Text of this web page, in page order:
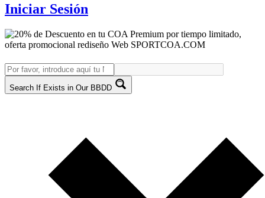
Iniciar Sesión
Search If Exists in Our BBDD